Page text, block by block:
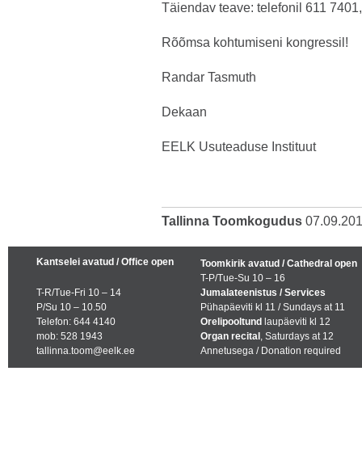
Täiendav teave: telefonil 611
Rõõmsa kohtumiseni kongressil!
Randar Tasmuth
Dekaan
EELK Usuteaduse Instituut
Tallinna Toomkogudus
Kantselei avatud / Office open
T-R/Tue-Fri 10 – 14
P/Su 10 – 10.50
Telefon: 644 4140
mob: 528 1943
tallinna.toom@eelk.ee
Toomkirik avatud / Cathedral open
T-P/Tue-Su 10 – 16
Jumalateenistus / Services
Pühapäeviti kl 11 / Sundays at 11
Orelipooltund laupäeviti kl 12
Organ recital , Saturdays at 12
Annetusega / Donation required